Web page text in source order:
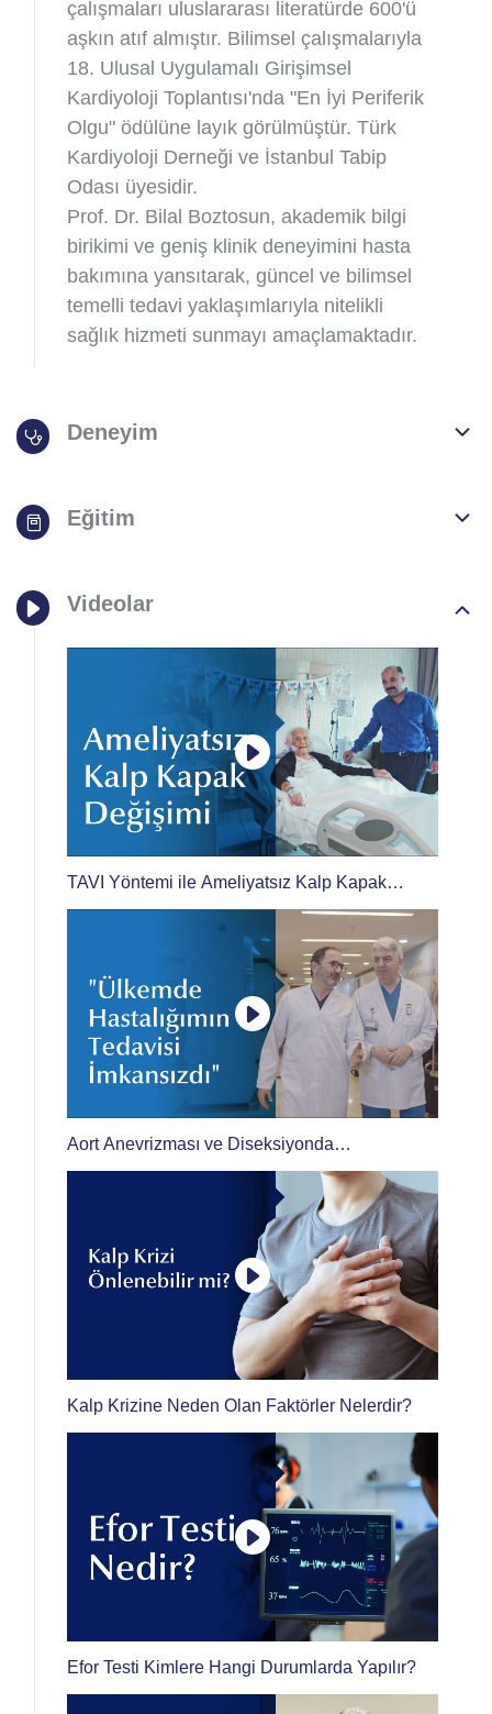
çalışmaları uluslararası literatürde 600'ü
aşkın atıf almıştır. Bilimsel çalışmalarıyla
18. Ulusal Uygulamalı Girişimsel
Kardiyoloji Toplantısı'nda "En İyi Periferik
Olgu" ödülüne layık görülmüştür. Türk
Kardiyoloji Derneği ve İstanbul Tabip
Odası üyesidir.
Prof. Dr. Bilal Boztosun, akademik bilgi
birikimi ve geniş klinik deneyimini hasta
bakımına yansıtarak, güncel ve bilimsel
temelli tedavi yaklaşımlarıyla nitelikli
sağlık hizmeti sunmayı amaçlamaktadır.
Deneyim
Eğitim
Videolar
TAVI Yöntemi ile Ameliyatsız Kalp Kapak
Değişimi
Aort Anevrizması ve Diseksiyonda
Multidisipliner Tedavi
Kalp Krizine Neden Olan Faktörler Nelerdir?
Efor Testi Kimlere Hangi Durumlarda Yapılır?